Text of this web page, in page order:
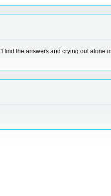
find the answers and crying out alone